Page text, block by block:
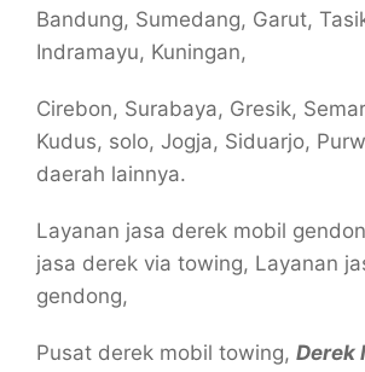
Bandung, Sumedang, Garut,
Indramayu, Kuningan,
Cirebon, Surabaya, Gresik,
Kudus, solo, Jogja, Siduarjo,
daerah lainnya.
Layanan jasa derek mobil
jasa derek via towing, Layanan
gendong,
Pusat derek mobil towing, Derek